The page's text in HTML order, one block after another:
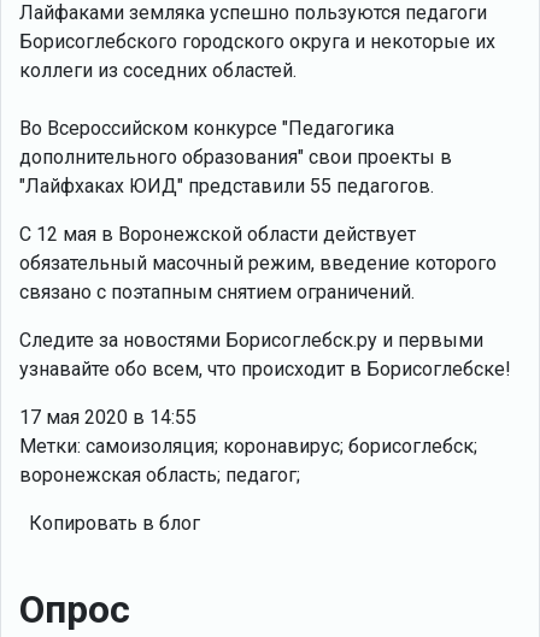
Лайфаками земляка успешно пользуются педагоги
Борисоглебского городского округа и некоторые их
коллеги из соседних областей.
Во Всероссийском конкурсе "Педагогика
дополнительного образования" свои проекты в
"Лайфхаках ЮИД" представили 55 педагогов.
С 12 мая в Воронежской области действует
обязательный масочный режим, введение которого
связано с поэтапным снятием ограничений.
Следите за новостями Борисоглебск.ру и первыми
узнавайте обо всем, что происходит в Борисоглебске!
17 мая 2020 в 14:55
Метки: самоизоляция; коронавирус; борисоглебск;
воронежская область; педагог;
Копировать в блог
Опрос